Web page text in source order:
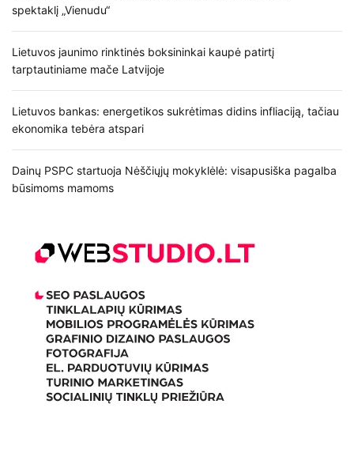
spektaklį „Vienudu“
Lietuvos jaunimo rinktinės boksininkai kaupė patirtį
tarptautiniame mače Latvijoje
Lietuvos bankas: energetikos sukrėtimas didins infliaciją, tačiau
ekonomika tebėra atspari
Dainų PSPC startuoja Nėščiųjų mokyklėlė: visapusiška pagalba
būsimoms mamoms